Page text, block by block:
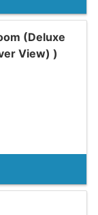
(Deluxe
View) )